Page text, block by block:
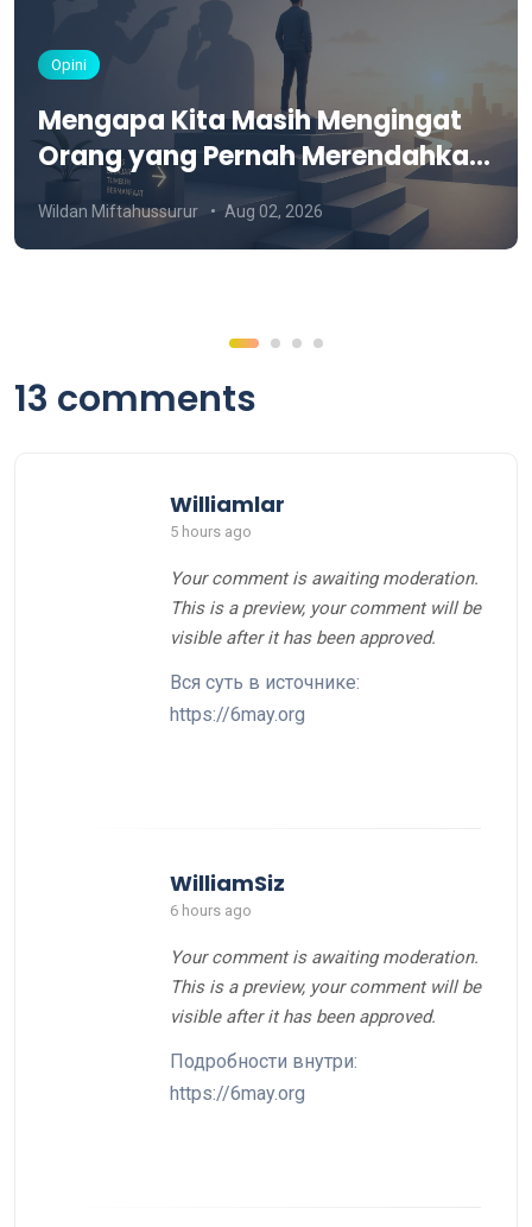
Opini
Mengapa Kita Masih Mengingat
Orang yang Pernah Merendahkan
Kita?
Wildan Miftahussurur Aug 02, 2026
13 comments
Your comment is awaiting moderation.
This is a preview, your comment will be
visible after it has been approved.
Вся суть в источнике:
https://6may.org
Williamlar
5 hours ago
Your comment is awaiting moderation.
This is a preview, your comment will be
visible after it has been approved.
Подробности внутри:
https://6may.org
WilliamSiz
6 hours ago